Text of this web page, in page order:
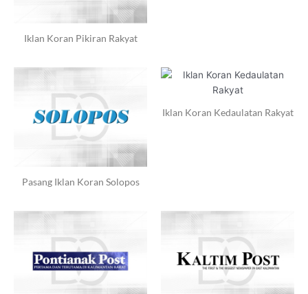
Iklan Koran Pikiran Rakyat
Pasang Iklan Koran Solopos
Iklan Koran Kedaulatan Rakyat